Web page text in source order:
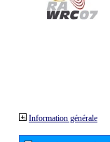
Information générale